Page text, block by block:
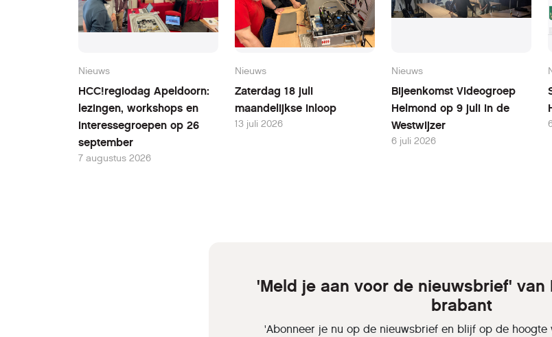
Nieuws
HCC!regiodag Apeldoorn:
lezingen, workshops en
interessegroepen op 26
september
7 augustus 2026
Nieuws
Zaterdag 18 juli
maandelijkse inloop
13 juli 2026
Nieuws
Bijeenkomst Videogroep
Helmond op 9 juli in de
Westwijzer
6 juli 2026
'Meld je aan voor de nieuwsbrief' van
brabant
'Abonneer je nu op de nieuwsbrief en blijf op de hoogte